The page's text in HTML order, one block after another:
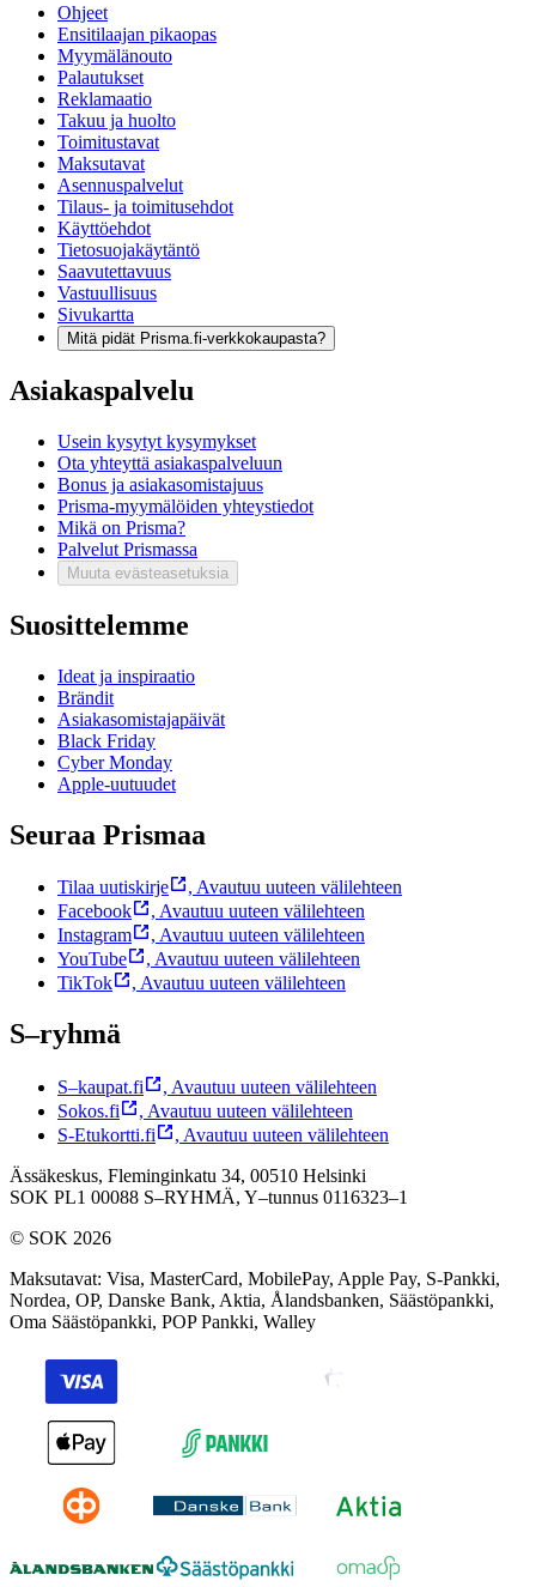
Ohjeet
Ensitilaajan pikaopas
Myymälänouto
Palautukset
Reklamaatio
Takuu ja huolto
Toimitustavat
Maksutavat
Asennuspalvelut
Tilaus- ja toimitusehdot
Käyttöehdot
Tietosuojakäytäntö
Saavutettavuus
Vastuullisuus
Sivukartta
Mitä pidät Prisma.fi-verkkokaupasta?
Asiakaspalvelu
Usein kysytyt kysymykset
Ota yhteyttä asiakaspalveluun
Bonus ja asiakasomistajuus
Prisma-myymälöiden yhteystiedot
Mikä on Prisma?
Palvelut Prismassa
Muuta evästeasetuksia
Suosittelemme
Ideat ja inspiraatio
Brändit
Asiakasomistajapäivät
Black Friday
Cyber Monday
Apple-uutuudet
Seuraa Prismaa
Tilaa uutiskirje , Avautuu uuteen välilehteen
Facebook
, Avautuu uuteen välilehteen
Instagram
, Avautuu uuteen välilehteen
YouTube
, Avautuu uuteen välilehteen
TikTok
, Avautuu uuteen välilehteen
S–ryhmä
S–kaupat.fi , Avautuu uuteen välilehteen
Sokos.fi
, Avautuu uuteen välilehteen
S-Etukortti.fi
, Avautuu uuteen välilehteen
Ässäkeskus, Fleminginkatu 34, 00510 Helsinki
SOK PL1 00088 S–RYHMÄ, Y–tunnus 0116323–1
© SOK 2026
Maksutavat: Visa, MasterCard, MobilePay, Apple Pay, S-Pankki,
Nordea, OP, Danske Bank, Aktia, Ålandsbanken, Säästöpankki,
Oma Säästöpankki, POP Pankki, Walley